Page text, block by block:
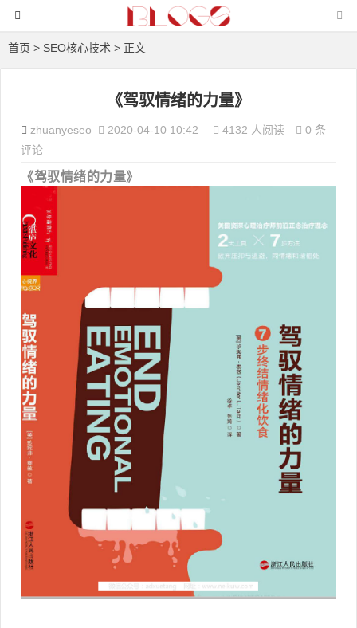
首页 > SEO核心技术 > 正文
《驾驭情绪的力量》
zhuanyeseo 2020-04-10 10:42 4132 人阅读
0 条
评论
《驾驭情绪的力量》